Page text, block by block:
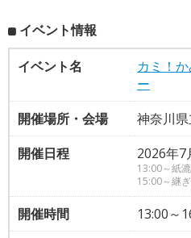
イベント情報
イベント名
カミ！
ー
開催場所・会場
神奈川
開催日程
2026年7
13:00～紙
15:00～継
開催時間
13:00～